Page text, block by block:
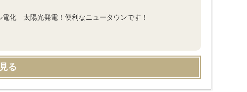
電化 太陽光発電！便利なニュータウンです！
る